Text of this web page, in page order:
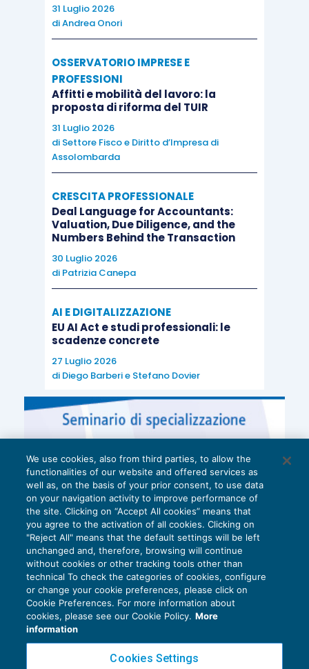
31 Luglio 2026
diAndrea Onori
OSSERVATORIO IMPRESE E
PROFESSIONI
Affitti e mobilità del lavoro: la
proposta di riforma del TUIR
31 Luglio 2026
di Settore Fisco e Diritto d’Impresa di
Assolombarda
CRESCITA PROFESSIONALE
Deal Language for Accountants:
Valuation, Due Diligence, and the
Numbers Behind the Transaction
30 Luglio 2026
di Patrizia Canepa
AI E DIGITALIZZAZIONE
EU AI Act e studi professionali: le
scadenze concrete
27 Luglio 2026
di Diego Barberie Stefano Dovier
Privacy Policy
Cookie Policy
We use cookies, also from third parties, to allow the
functionalities of our website and offered services as
well as, on the basis of your prior consent, to use data
on your navigation activity to improve performance of
the site. Clicking on “Accept All cookies” means that
you agree to the activation of all cookies. Clicking on
"Reject All" means that the default settings will be left
unchanged and, therefore, browsing will continue
without cookies or other tracking tools other than
technical To check the categories of cookies, configure
or change your cookie preferences, please click on
Cookie Preferences. For more information about
cookies, please see our Cookie Policy. More
information
Cookies Settings